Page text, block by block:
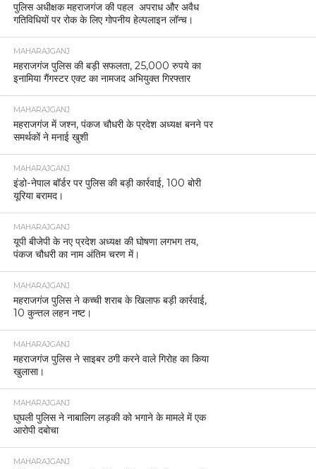
पुलिस अधीक्षक महराजगंज की पहल अपराध और अवैध
गतिविधियों पर रोक के लिए गोपनीय हेल्पलाइन लॉन्च।
MAHARAJGANJ
महराजगंज पुलिस की बड़ी सफलता, 25,000 रुपये का
इनामिया गैंगस्टर एक्ट का नामजद अभियुक्त गिरफ्तार
MAHARAJGANJ
महराजगंज में जश्न, पंकज चौधरी के प्रदेश अध्यक्ष बनने पर
समर्थकों ने मनाई खुशी
MAHARAJGANJ
इंडो-नेपाल बॉर्डर पर पुलिस की बड़ी कार्रवाई, 100 बोरी
यूरिया बरामद।
MAHARAJGANJ
यूपी बीजेपी के नए प्रदेश अध्यक्ष की घोषणा लगभग तय,
पंकज चौधरी का नाम अंतिम चरण में।
MAHARAJGANJ
महराजगंज पुलिस ने कच्ची शराब के खिलाफ बड़ी कार्रवाई,
10 कुन्तल लहन नष्ट।
MAHARAJGANJ
महराजगंज पुलिस ने साइबर ठगी करने वाले गिरोह का किया
खुलासा।
MAHARAJGANJ
घुघली पुलिस ने नाबालिग लड़की को भगाने के मामले में एक
आरोपी दबोचा
MAHARAJGANJ